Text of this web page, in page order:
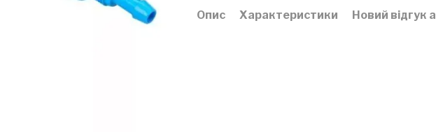
Опис Характеристики Новий відгук